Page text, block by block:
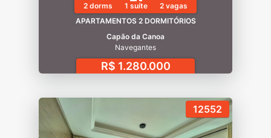
2 dorms 1 suíte
2 vagas
APARTAMENTOS 2 DORMITÓRIOS
Capão da Canoa
Navegantes
R$ 1.280.000
12552